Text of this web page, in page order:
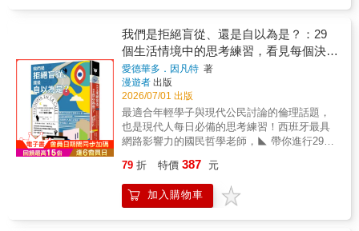
我們是拒絕盲從、還是自以為是？：29
個生活情境中的思考練習，看見每個決定
背後的倫理和邏輯
愛德華多．因凡特 著
漫遊者 出版
2026/07/01 出版
最適合年輕學子與現代公民討論的倫理話題，
也是現代人每日必備的思考練習！西班牙最具
網路影響力的國民哲學老師，◣ 帶你進行29場
百位哲學大師為你打開無限可能，幫助你建立
自己的價值觀、看懂自己的選擇，且懂得包容
異己，成為一個真正具有獨立思考能力的人！
79 折 特價 387 元
加入購物車